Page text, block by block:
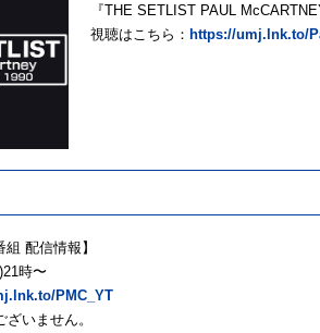
『THE SETLIST PAUL
視聴はこちら： https://umj.lnk.to/
組 配信情報】
時〜
PMC_YT
いません。